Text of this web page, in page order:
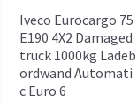
Iveco Eurocargo 75
E190 4X2 Damaged
truck 1000kg Ladeb
ordwand Automati
c Euro 6